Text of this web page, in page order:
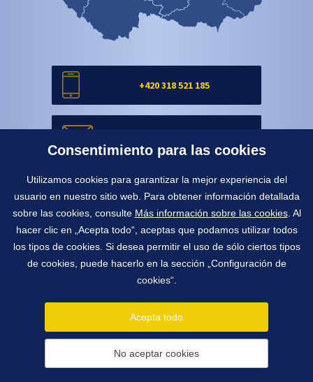
+420 318 521 185
Formulario de contacto
Formulario de contacto
info@york.cz
tel.+420 318 521 185
fax +420 318 521 850
Configuración de cookies
Consentimiento para las cookies
Utilizamos cookies para garantizar la mejor experiencia del
usuario en nuestro sitio web. Para obtener información detallada
sobre las cookies, consulte Más información sobre las cookies. Al
hacer clic en „Acepta todo“, aceptas que podamos utilizar todos
los tipos de cookies. Si desea permitir el uso de sólo ciertos tipos
de cookies, puede hacerlo en la sección „Configuración de
cookies“.
Acepta todo
No aceptar cookies